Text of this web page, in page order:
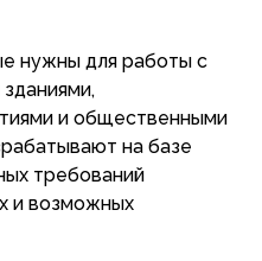
нужны для работы с
и общественными
на базе
требований
и возможных